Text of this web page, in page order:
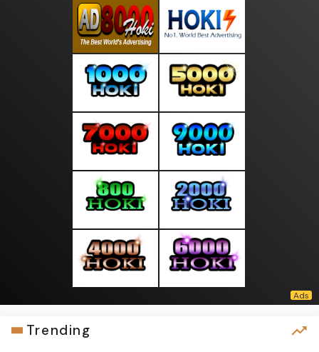
Trending